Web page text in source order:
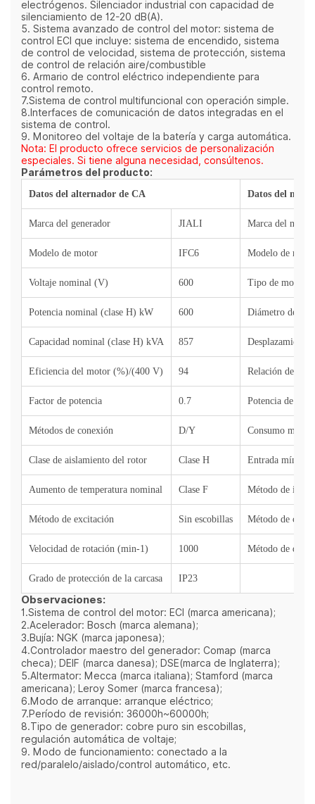
electrógenos. Silenciador industrial con capacidad de
silenciamiento de 12-20 dB(A).
5. Sistema avanzado de control del motor: sistema de
control ECI que incluye: sistema de encendido, sistema
de control de velocidad, sistema de protección, sistema
de control de relación aire/combustible
6. Armario de control eléctrico independiente para
control remoto.
7.Sistema de control multifuncional con operación simple.
8.Interfaces de comunicación de datos integradas en el
sistema de control.
9. Monitoreo del voltaje de la batería y carga automática.
Nota: El producto ofrece servicios de personalización
especiales. Si tiene alguna necesidad, consúltenos.
Parámetros del producto:
Datos del alternador de CA Datos del
Marca del generador JIALI Marca del motor
Modelo de motor IFC6 Modelo de
Voltaje nominal (V) 600 Tipo de motor
Potencia nominal (clase H) kW 600 Diámetro del
Capacidad nominal (clase H) kVA 857 Desplazamiento
Eficiencia del motor (%)/(400 V) 94 Relación de
Factor de potencia 0.7 Potencia de
Métodos de conexión D/Y Consumo
Clase de aislamiento del rotor Clase H Entrada mínima
Aumento de temperatura nominal Clase F Método de
Método de excitación Sin escobillas Método de
Velocidad de rotación (min-1) 1000 Método de
Grado de protección de la carcasa IP23
Observaciones:
1.Sistema de control del motor: ECI (marca americana);
2.Acelerador: Bosch (marca alemana);
3.Bujía: NGK (marca japonesa);
4.Controlador maestro del generador: Comap (marca
checa); DEIF (marca danesa); DSE(marca de Inglaterra);
5.Altermator: Mecca (marca italiana); Stamford (marca
americana); Leroy Somer (marca francesa);
6.Modo de arranque: arranque eléctrico;
7.Período de revisión: 36000h~60000h;
8.Tipo de generador: cobre puro sin escobillas,
regulación automática de voltaje;
9. Modo de funcionamiento: conectado a la
red/paralelo/aislado/control automático, etc.